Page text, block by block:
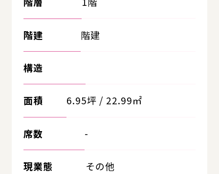
階建 階建
構造
面積 6.95坪 / 22.99㎡
席数 -
現業態 その他